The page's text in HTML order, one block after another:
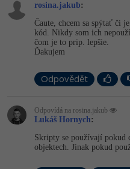
UML a návrhové
React
Django
Best practices
HTML / CSS
UML a návrhové
SQLite
Tester
Systémový
Grafik / UX/UI
3D grafik
Projektový
Swift -80%
Kotlin -80%
C -80%
VB.NET
SQL
Návrh SW
rosina.jakub:
Čaute, chcem sa spýtať či
kód. Nikdy som ich
čom je to prip. lepšie.
Ďakujem
Odpovědět
Odpovídá na rosina.jakub
Lukáš Hornych:
Skripty se používají pokud
objektech. Jinak pokud